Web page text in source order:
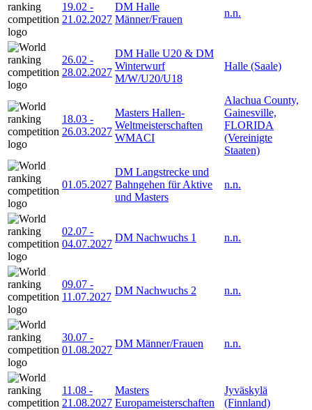
19.02 -
21.02.2027
DM Halle
Männer/Frauen
n.n.
26.02 -
28.02.2027
DM Halle U20 & DM
Winterwurf
M/W/U20/U18
Halle (Saale)
18.03 -
26.03.2027
Masters Hallen-
Weltmeisterschaften
WMACI
Alachua County,
Gainesville,
FLORIDA
(Vereinigte
Staaten)
01.05.2027
DM Langstrecke und
Bahngehen für Aktive
und Masters
n.n.
02.07 -
04.07.2027
DM Nachwuchs 1 n.n.
09.07 -
11.07.2027
DM Nachwuchs 2 n.n.
30.07 -
01.08.2027
DM Männer/Frauen n.n.
11.08 -
21.08.2027
Masters
Europameisterschaften
Jyväskylä
(Finnland)